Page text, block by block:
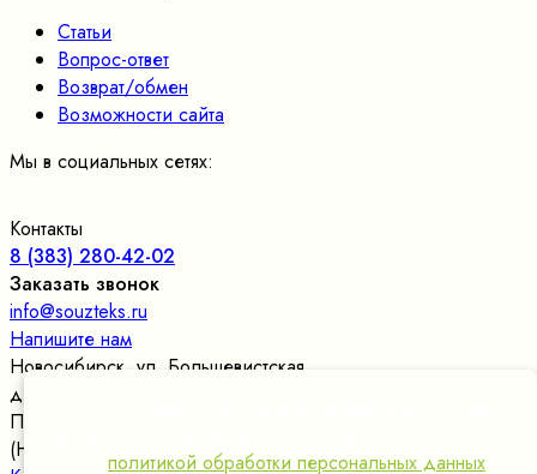
Статьи
Вопрос-ответ
Возврат/обмен
Возможности сайта
Мы в социальных сетях:
Контакты
8 (383) 280-42-02
Заказать звонок
info@souzteks.ru
Напишите нам
Новосибирск ул. Большевистская,
д.177/24, оф.109
Пн. – Пт.: с 9:00 до 17:30
(Новосибирское время)политикой обработки персональных данных